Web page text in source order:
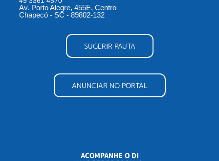
Av. Porto Alegre, 455E, Centro
Chapecó - SC - 89802-132
SUGERIR PAUTA
ANUNCIAR NO PORTAL
ACOMPANHE O DI